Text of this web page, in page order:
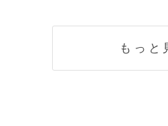
もっと